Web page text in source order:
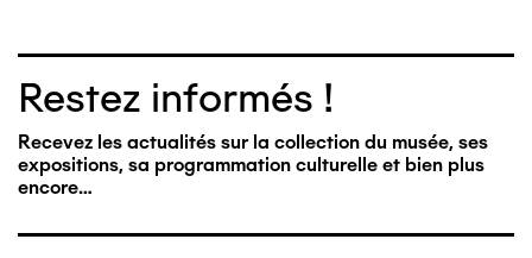
Restez informés !
Recevez les actualités sur la collection du musée, ses
expositions, sa programmation culturelle et bien plus
encore…